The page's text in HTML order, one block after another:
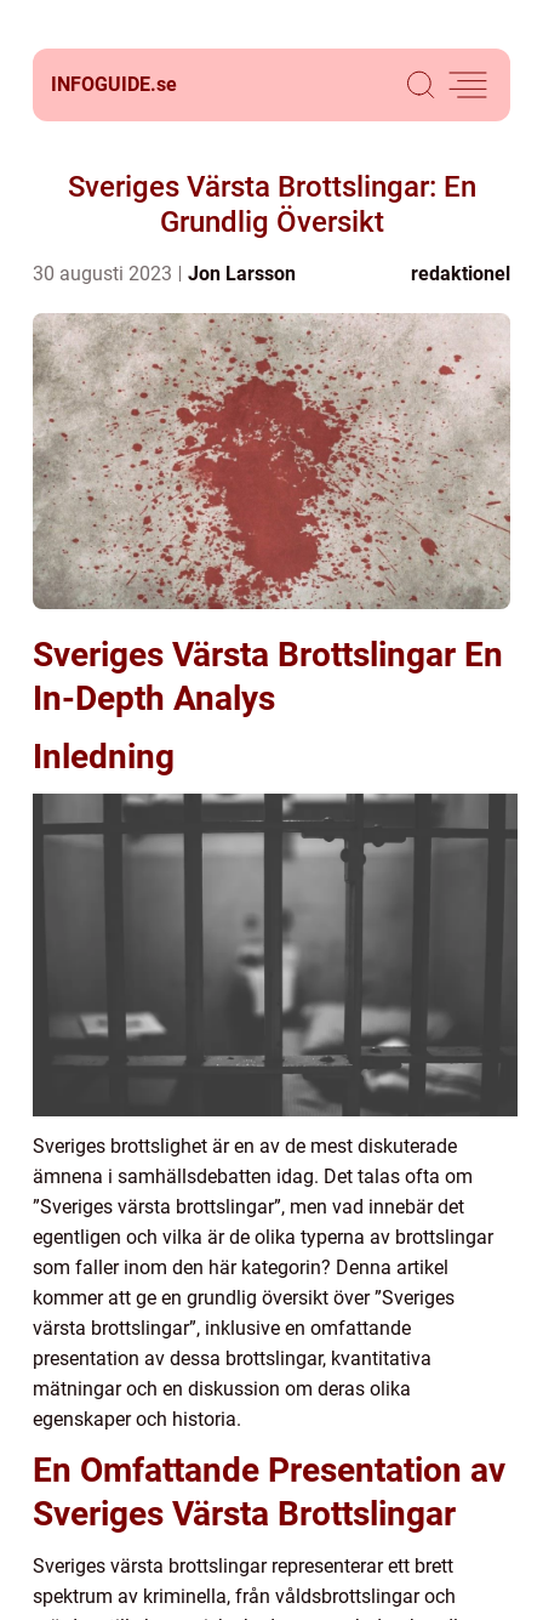
INFOGUIDE.se
Sveriges Värsta Brottslingar: En
Grundlig Översikt
30 augusti 2023 Jon Larsson redaktionel
Sveriges Värsta Brottslingar En
In-Depth Analys
Inledning
Sveriges brottslighet är en av de mest diskuterade
ämnena i samhällsdebatten idag. Det talas ofta om
”Sveriges värsta brottslingar”, men vad innebär det
egentligen och vilka är de olika typerna av brottslingar
som faller inom den här kategorin? Denna artikel
kommer att ge en grundlig översikt över ”Sveriges
värsta brottslingar”, inklusive en omfattande
presentation av dessa brottslingar, kvantitativa
mätningar och en diskussion om deras olika
egenskaper och historia.
En Omfattande Presentation av
Sveriges Värsta Brottslingar
Sveriges värsta brottslingar representerar ett brett
spektrum av kriminella, från våldsbrottslingar och